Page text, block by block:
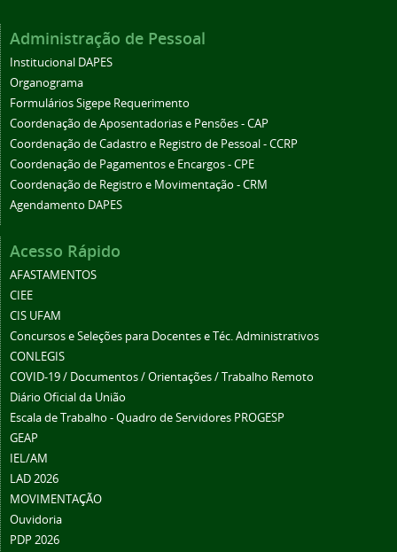
Administração de Pessoal
Institucional DAPES
Organograma
Formulários Sigepe Requerimento
Coordenação de Aposentadorias e Pensões - CAP
Coordenação de Cadastro e Registro de Pessoal - CCRP
Coordenação de Pagamentos e Encargos - CPE
Coordenação de Registro e Movimentação - CRM
Agendamento DAPES
Acesso Rápido
AFASTAMENTOS
CIEE
CIS UFAM
Concursos e Seleções para Docentes e Téc. Administrativos
CONLEGIS
COVID-19 / Documentos / Orientações / Trabalho Remoto
Diário Oficial da União
Escala de Trabalho - Quadro de Servidores PROGESP
GEAP
IEL/AM
LAD 2026
MOVIMENTAÇÃO
Ouvidoria
PDP 2026